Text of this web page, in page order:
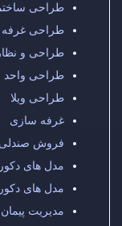
طراحی
طراحی غرفه
طراحی و
طراحی واحد
طراحی ویلا
غرفه سازی
فروش صندلی
مدل های
مدل های
مدیریت پیمان